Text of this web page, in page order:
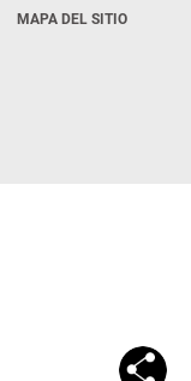
MAPA DEL SITIO